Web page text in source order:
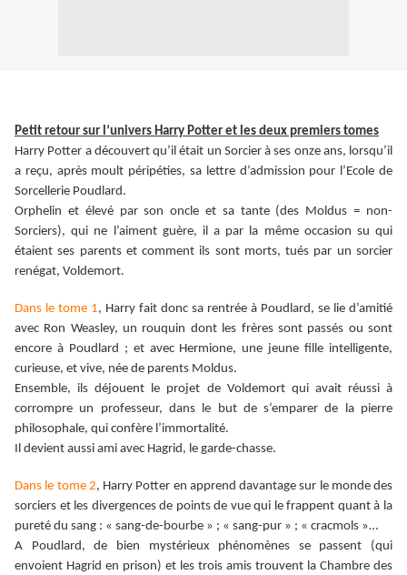
Petit retour sur l’univers Harry Potter et les deux premiers tomes
Harry Potter a découvert qu’il était un Sorcier à ses onze ans, lorsqu’il
a reçu, après moult péripéties, sa lettre d’admission pour l’Ecole de
Sorcellerie Poudlard.
Orphelin et élevé par son oncle et sa tante (des Moldus = non-
Sorciers), qui ne l’aiment guère, il a par la même occasion su qui
étaient ses parents et comment ils sont morts, tués par un sorcier
renégat, Voldemort.
Dans le tome 1, Harry fait donc sa rentrée à Poudlard, se lie d’amitié
avec Ron Weasley, un rouquin dont les frères sont passés ou sont
encore à Poudlard ; et avec Hermione, une jeune fille intelligente,
curieuse, et vive, née de parents Moldus.
Ensemble, ils déjouent le projet de Voldemort qui avait réussi à
corrompre un professeur, dans le but de s’emparer de la pierre
philosophale, qui confère l’immortalité.
Il devient aussi ami avec Hagrid, le garde-chasse.
Dans le tome 2, Harry Potter en apprend davantage sur le monde des
sorciers et les divergences de points de vue qui le frappent quant à la
pureté du sang : « sang-de-bourbe » ; « sang-pur » ; « cracmols »…
A Poudlard, de bien mystérieux phénomènes se passent (qui
envoient Hagrid en prison) et les trois amis trouvent la Chambre des